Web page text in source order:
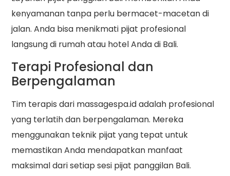
kenyamanan tanpa perlu bermacet-macetan di
jalan. Anda bisa menikmati pijat profesional
langsung di rumah atau hotel Anda di Bali.
Terapi Profesional dan
Berpengalaman
Tim terapis dari massagespa.id adalah profesional
yang terlatih dan berpengalaman. Mereka
menggunakan teknik pijat yang tepat untuk
memastikan Anda mendapatkan manfaat
maksimal dari setiap sesi pijat panggilan Bali.